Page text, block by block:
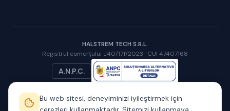
HALSTREM TECH S.R.L.
Registrul comerțului J40/171/2023 · CUI 47407168
A.N.P.C.
Bu web sitesi, deneyiminizi iyileştirmek için